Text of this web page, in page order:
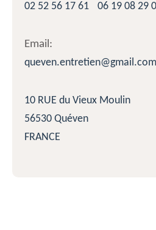
02 52 56 17 61
06 19 08 29
Email:
queven.entretien@gmail.com
10 RUE du Vieux Moulin
56530 Quéven
FRANCE